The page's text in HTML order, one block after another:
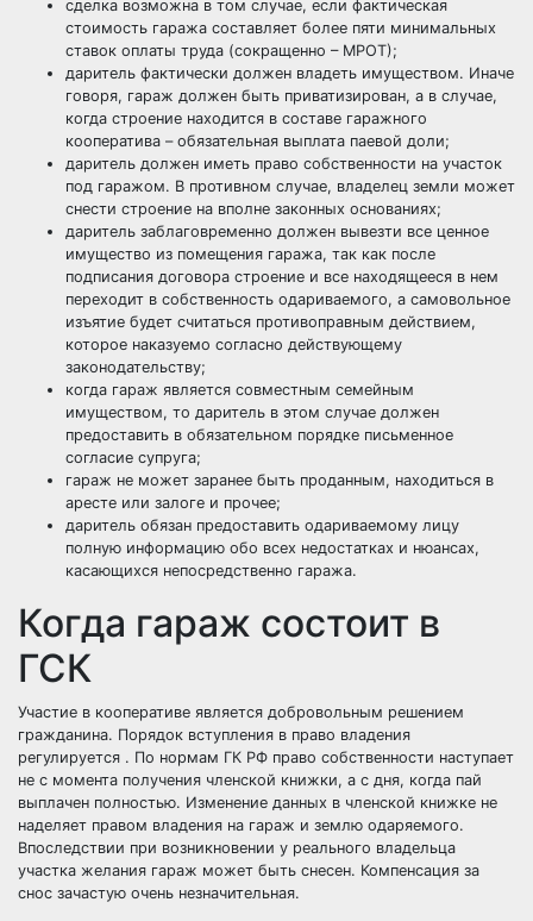
сделка возможна в том случае, если фактическая
стоимость гаража составляет более пяти минимальных
ставок оплаты труда (сокращенно – МРОТ);
даритель фактически должен владеть имуществом. Иначе
говоря, гараж должен быть приватизирован, а в случае,
когда строение находится в составе гаражного
кооператива – обязательная выплата паевой доли;
даритель должен иметь право собственности на участок
под гаражом. В противном случае, владелец земли может
снести строение на вполне законных основаниях;
даритель заблаговременно должен вывезти все ценное
имущество из помещения гаража, так как после
подписания договора строение и все находящееся в нем
переходит в собственность одариваемого, а самовольное
изъятие будет считаться противоправным действием,
которое наказуемо согласно действующему
законодательству;
когда гараж является совместным семейным
имуществом, то даритель в этом случае должен
предоставить в обязательном порядке письменное
согласие супруга;
гараж не может заранее быть проданным, находиться в
аресте или залоге и прочее;
даритель обязан предоставить одариваемому лицу
полную информацию обо всех недостатках и нюансах,
касающихся непосредственно гаража.
Когда гараж состоит в
ГСК
Участие в кооперативе является добровольным решением
гражданина. Порядок вступления в право владения
регулируется . По нормам ГК РФ право собственности наступает
не с момента получения членской книжки, а с дня, когда пай
выплачен полностью. Изменение данных в членской книжке не
наделяет правом владения на гараж и землю одаряемого.
Впоследствии при возникновении у реального владельца
участка желания гараж может быть снесен. Компенсация за
снос зачастую очень незначительная.